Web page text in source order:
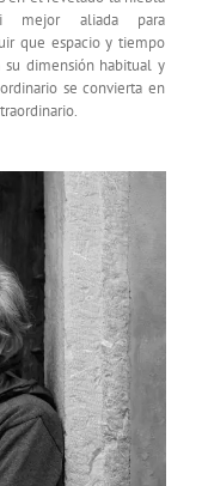
mejor aliada para
que espacio y tiempo
su dimensión habitual y
se convierta en